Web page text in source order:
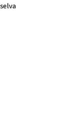
selva